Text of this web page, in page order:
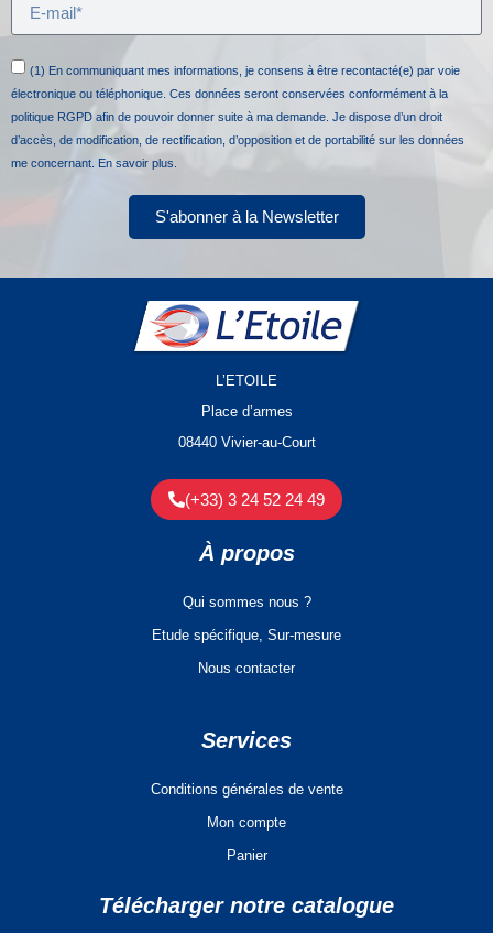
(1) En communiquant mes informations, je consens à être recontacté(e) par voie
électronique ou téléphonique. Ces données seront conservées conformément à la
politique RGPD afin de pouvoir donner suite à ma demande. Je dispose d’un droit
d’accès, de modification, de rectification, d’opposition et de portabilité sur les données
me concernant. En savoir plus.
S'abonner à la Newsletter
L’ETOILE
Place d’armes
08440 Vivier-au-Court
(+33) 3 24 52 24 49
À propos
Qui sommes nous ?
Etude spécifique, Sur-mesure
Nous contacter
Services
Conditions générales de vente
Mon compte
Panier
Télécharger notre catalogue